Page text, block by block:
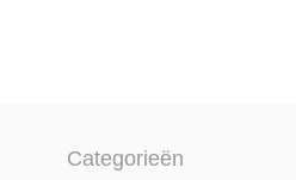
Categorieën